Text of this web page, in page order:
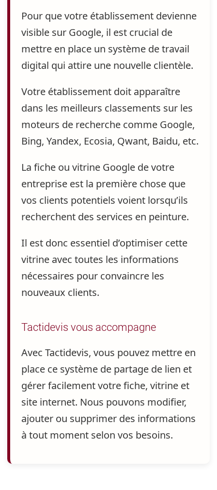
Pour que votre établissement devienne
visible sur Google, il est crucial de
mettre en place un système de travail
digital qui attire une nouvelle clientèle.
Votre établissement doit apparaître
dans les meilleurs classements sur les
moteurs de recherche comme Google,
Bing, Yandex, Ecosia, Qwant, Baidu, etc.
La fiche ou vitrine Google de votre
entreprise est la première chose que
vos clients potentiels voientlorsqu’ils
recherchent des services en peinture.
Il est donc essentiel d’optimiser cette
vitrineavec toutes les informations
nécessaires pour convaincre les
nouveaux clients.
Tactidevis vous accompagne
Avec Tactidevis, vous pouvez mettre en
place ce système de partage de lien et
gérer facilement votre fiche, vitrine et
site internet. Nous pouvons modifier,
ajouter ou supprimer des informations
à tout moment selon vos besoins.